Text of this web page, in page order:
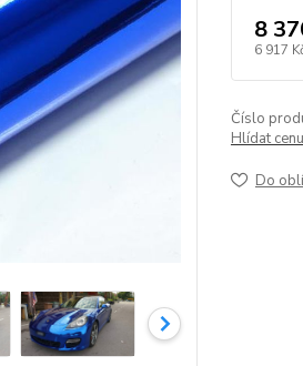
8
6 917
Číslo
Hlídat
Do